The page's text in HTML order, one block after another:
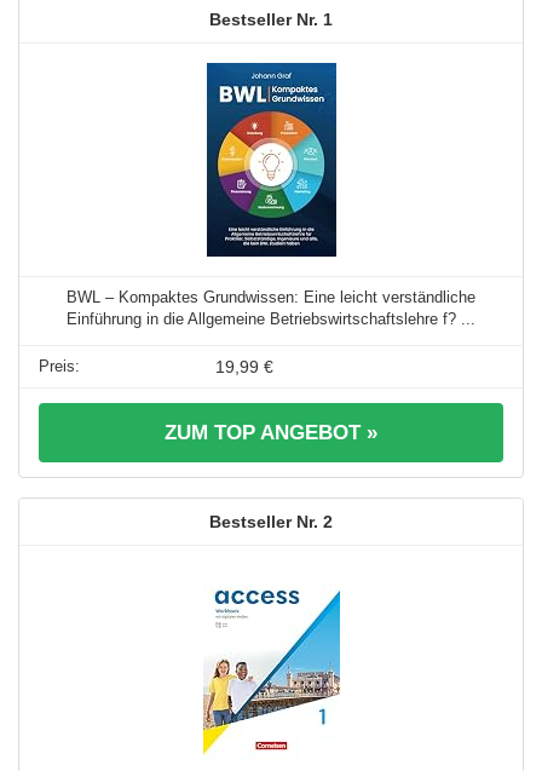
1
BWL – Kompaktes Grundwissen: Eine leicht verständliche
Einführung in die Allgemeine Betriebswirtschaftslehre f? ...
19,99 €
ZUM TOP ANGEBOT »
2